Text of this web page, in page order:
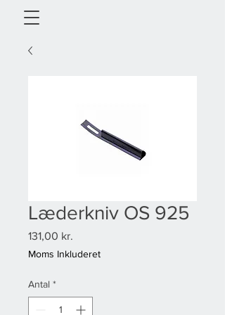
Læderkniv OS 925
131,00 kr.
Moms Inkluderet
Antal *